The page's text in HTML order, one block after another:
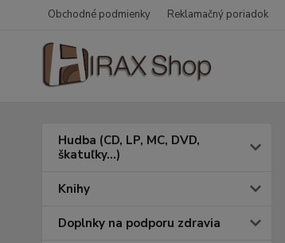
Obchodné podmienky Reklamačný poriadok
Hudba (CD, LP, MC, DVD,
škatuľky...)
Knihy
Doplnky na podporu zdravia